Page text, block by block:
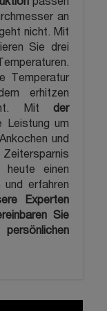
an
nicht. Mit
Sie drei
Temperatur
erhitzen
Mit der
Leistung um
und
Zeitersparnis
einen
und erfahren
Experten
Sie